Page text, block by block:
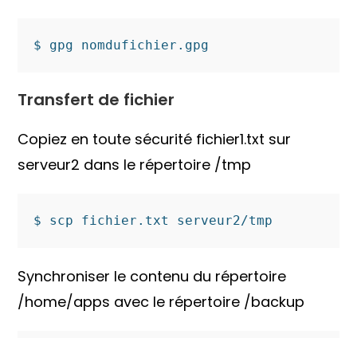
$ gpg nomdufichier.gpg
Transfert de fichier
Copiez en toute sécurité fichier1.txt sur
serveur2 dans le répertoire /tmp
$ scp fichier.txt serveur2/tmp
Synchroniser le contenu du répertoire
/home/apps avec le répertoire /backup